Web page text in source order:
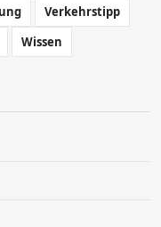
Verkehrstipp
Wissen